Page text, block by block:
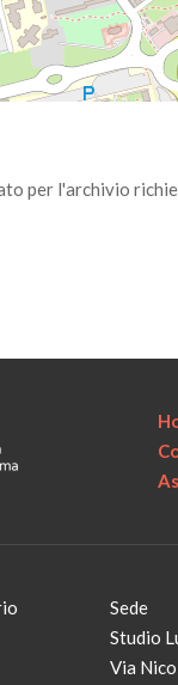
per l'archivio
Sede
Studio
Via